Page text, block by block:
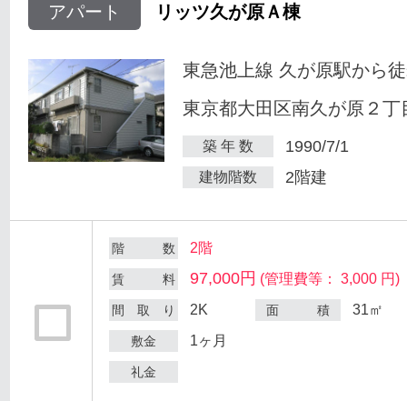
アパート リッツ久が原Ａ棟
東急池上線 久が原駅から
東京都大田区南久が原２丁
築 年 数 1990/7/1
建物階数 2階建
階 数 2階
賃 料 97,000円 (管理費等： 3,000 円)
間 取 り 2K 面 積 31㎡
敷金 1ヶ月
礼金